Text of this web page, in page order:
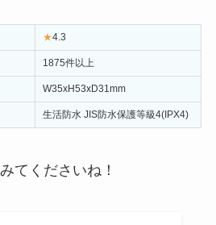
★4.3
1875件以上
W35xH53xD31mm
生活防水 JIS防水保護等級4(IPX4)
てくださいね！